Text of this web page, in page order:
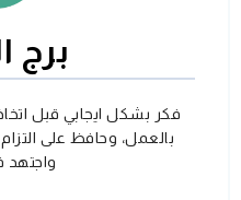
برج
فكر بشكل ايجابي قبل
بالعمل، وحافظ على